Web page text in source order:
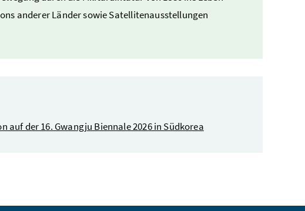
anderer Länder sowie Satellitenausstellungen
auf der 16. Gwangju Biennale 2026 in Südkorea